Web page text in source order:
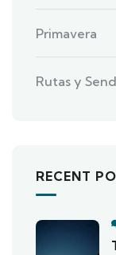
Primavera
Rutas y
RECENT